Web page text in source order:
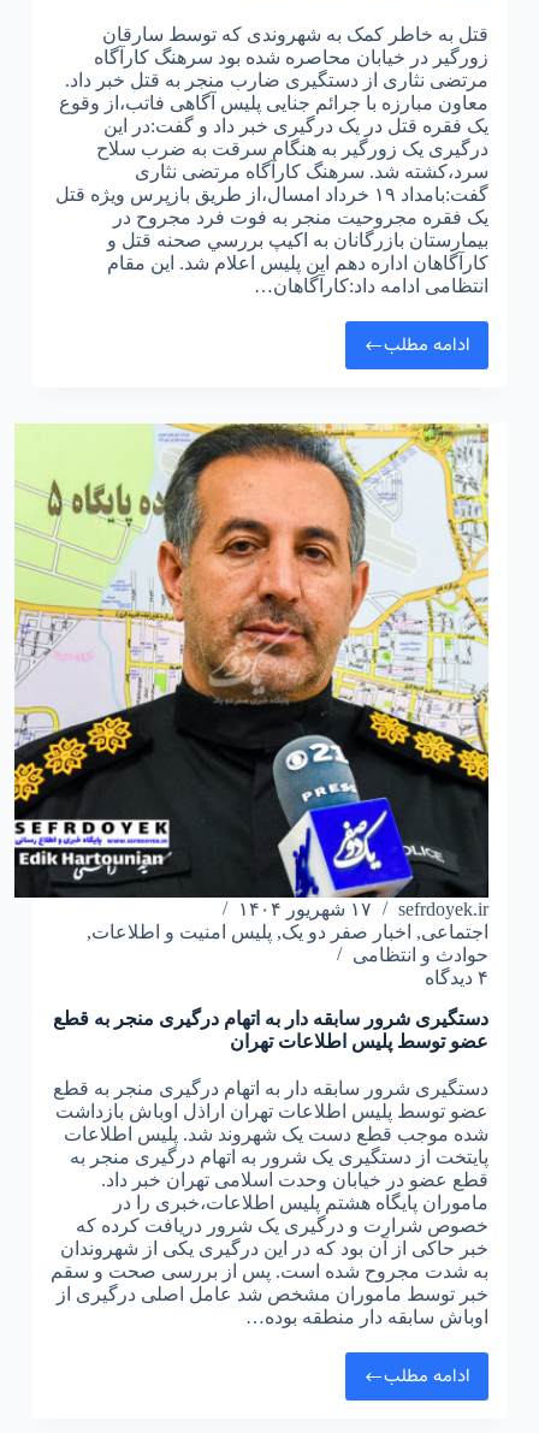
قتل به خاطر کمک به شهروندی که توسط سارقان
زورگیر در خیابان محاصره شده بود سرهنگ کارآگاه
مرتضی نثاری از دستگیری ضارب منجر به قتل خبر داد.
معاون مبارزه با جرائم جنایی پلیس آگاهی فاتب،از وقوع
یک فقره قتل در یک درگیری خبر داد و گفت:در این
درگیری یک زورگیر به هنگام سرقت به ضرب سلاح
سرد،کشته شد. سرهنگ کارآگاه مرتضی نثاری
گفت:بامداد ۱۹ خرداد امسال،از طريق بازپرس ويژه قتل
يک فقره مجروحيت منجر به فوت فرد مجروح در
بيمارستان بازرگانان به اکيپ بررسي صحنه قتل و
کارآگاهان اداره دهم اين پليس اعلام شد. این مقام
انتظامی ادامه داد:کارآگاهان…
ادامه مطلب
sefrdoyek.ir
۱۷ شهریور ۱۴۰۴
اجتماعی, اخبار صفر دو یک, پلیس امنیت و اطلاعات,
حوادث و انتظامی
۴ دیدگاه
دستگیری شرور سابقه دار به اتهام درگیری منجر به قطع
عضو توسط پلیس اطلاعات تهران
دستگیری شرور سابقه دار به اتهام درگیری منجر به قطع
عضو توسط پلیس اطلاعات تهران اراذل اوباش بازداشت
شده موجب قطع دست یک شهروند شد. پلیس اطلاعات
پایتخت از دستگیری یک شرور به اتهام درگیری منجر به
قطع عضو در خیابان وحدت اسلامی تهران خبر داد.
ماموران پایگاه هشتم پلیس اطلاعات،خبری را در
خصوص شرارت و درگیری یک شرور دریافت کرده که
خبر حاکی از آن بود که در این درگیری یکی از شهروندان
به شدت مجروح شده است. پس از بررسی صحت و سقم
خبر توسط ماموران مشخص شد عامل اصلی درگیری از
اوباش سابقه دار منطقه بوده…
ادامه مطلب